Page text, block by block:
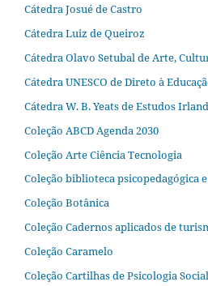
Cátedra Josué de Castro
Cátedra Luiz de Queiroz
Cátedra Olavo Setubal de Arte,
Cátedra UNESCO de Direto à
Cátedra W. B. Yeats de Estudos
Coleção ABCD Agenda 2030
Coleção Arte Ciência Tecnologia
Coleção biblioteca psicopedagógica
Coleção Botânica
Coleção Cadernos aplicados de
Coleção Caramelo
Coleção Cartilhas de Psicologia Social